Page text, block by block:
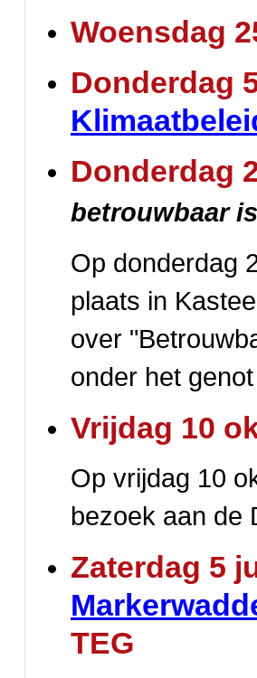
Woensdag
Donderdag
Donderdag
betrouwbaar
Op donderdag
plaats in
over
onder het
Vrijdag 10
Op vrijdag 10
bezoek aan de
Zaterdag 5
TEG